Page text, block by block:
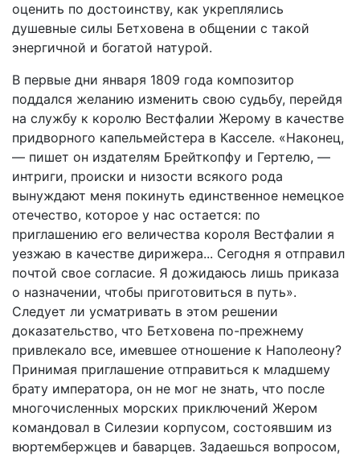
оценить по достоинству, как укреплялись
душевные силы Бетховена в общении с такой
энергичной и богатой натурой.
В первые дни января 1809 года композитор
поддался желанию изменить свою судьбу, перейдя
на службу к королю Вестфалии Жерому в качестве
придворного капельмейстера в Касселе. «Наконец,
— пишет он издателям Брейткопфу и Гертелю, —
интриги, происки и низости всякого рода
вынуждают меня покинуть единственное немецкое
отечество, которое у нас остается: по
приглашению его величества короля Вестфалии я
уезжаю в качестве дирижера... Сегодня я отправил
почтой свое согласие. Я дожидаюсь лишь приказа
о назначении, чтобы приготовиться в путь».
Следует ли усматривать в этом решении
доказательство, что Бетховена по-прежнему
привлекало все, имевшее отношение к Наполеону?
Принимая приглашение отправиться к младшему
брату императора, он не мог не знать, что после
многочисленных морских приключений Жером
командовал в Силезии корпусом, состоявшим из
вюртембержцев и баварцев. Задаешься вопросом,